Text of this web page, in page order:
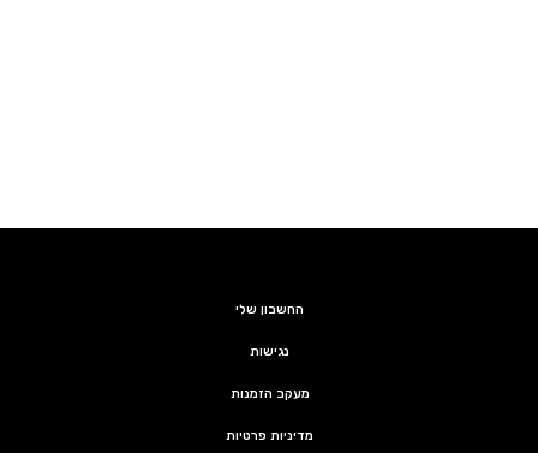
החשבון שלי
נגישות
מעקב הזמנות
מדיניות פרטיות